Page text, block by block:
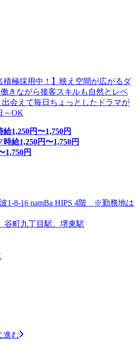
積極採用中！】映え空間が広がるダ
きながら接客スキルも自然とレベ
会えて毎日ちょっとしたドラマが
～OK
給1,250円〜1,750円
時給1,250円〜1,750円
1,750円
1-8-16 namBa HIPS 4階 ※勤務地は
谷町九丁目駅、堺東駅
進む